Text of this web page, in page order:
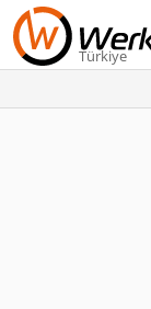
Türkiye